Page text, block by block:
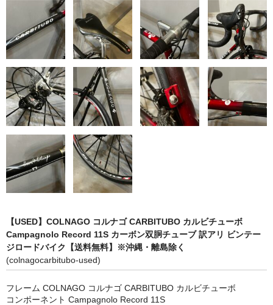
【USED】COLNAGO コルナゴ CARBITUBO カルビチューボ
Campagnolo Record 11S カーボン双胴チューブ 訳アリ ビンテー
ジロードバイク【送料無料】※沖縄・離島除く
(colnagocarbitubo-used)
フレーム COLNAGO コルナゴ CARBITUBO カルビチューボ
コンポーネント Campagnolo Record 11S